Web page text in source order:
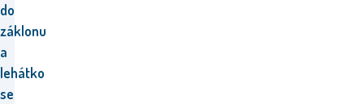
do
záklonu
a
lehátko
se